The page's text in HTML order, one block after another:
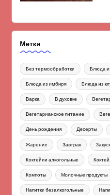
Метки
Без термообработки Блюда
Блюда из имбиря Блюда из
Варка В духовке
Вегетарианское питание
День рождения Десерты
Жарение Завтрак
Коктейли алкогольные
Компоты Молочные продукты
Напитки безалкогольные